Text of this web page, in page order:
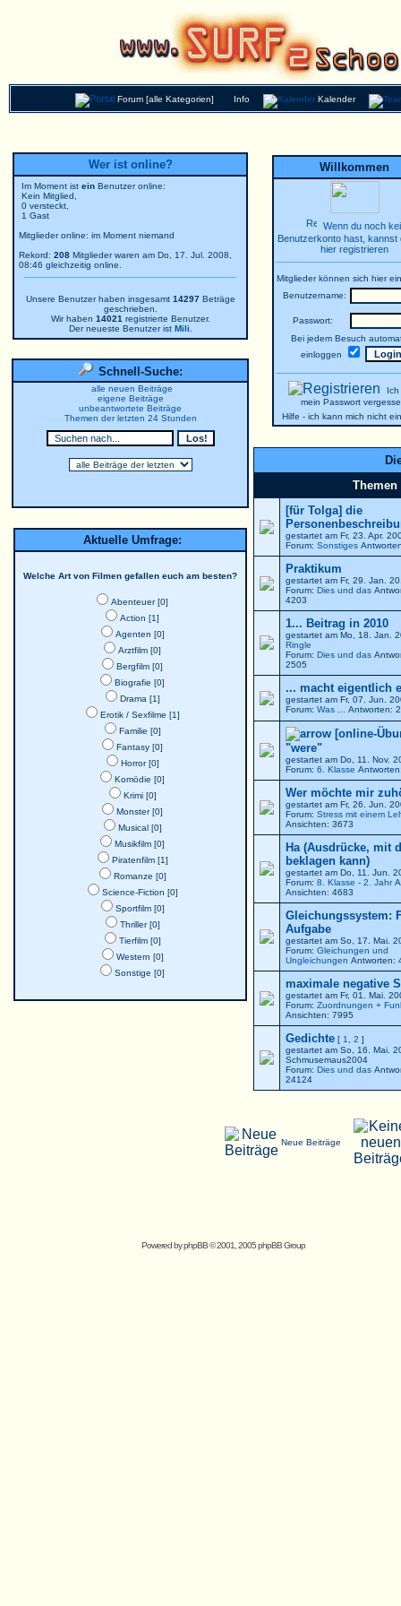
Forum [alle Kategorien] Info Kalender
Wer ist online?
Im Moment ist ein Benutzer online:
Kein Mitglied,
0 versteckt,
1 Gast
Mitglieder online: im Moment niemand
Rekord: 208 Mitglieder waren am Do, 17. Jul. 2008,
08:46 gleichzeitig online.
Unsere Benutzer haben insgesamt 14297Beträge
geschrieben.
Wir haben 14021 registrierte Benutzer.
Der neueste Benutzer ist Mili
Schnell-Suche:
alle neuen Beiträge
eigene Beiträge
unbeantwortete Beiträge
Themen der letzten 24 Stunden
Aktuelle Umfrage:
Welche Art von Filmen gefallen euch am besten?
Abenteuer [0]
Action [1]
Agenten [0]
Arztfilm [0]
Bergfilm [0]
Biografie [0]
Drama [1]
Erotik / Sexfilme [1]
Familie [0]
Fantasy [0]
Horror [0]
Komödie [0]
Krimi [0]
Monster [0]
Musical [0]
Musikfilm [0]
Piratenfilm [1]
Romanze [0]
Science-Fiction [0]
Sportfilm [0]
Thriller [0]
Tierfilm [0]
Western [0]
Sonstige [0]
Willkommen
Wenn du noch
Benutzerkonto hast, kannst
hier registrieren
Mitglieder können sich hier
Benutzername:
Passwort:
Bei jedem Besuch
einloggen
mein Passwort
Hilfe - ich kann mich nicht
Themen
[für Tolga] die
gestartet am Fr, 23. Apr.
Forum: Sonstiges
Praktikum
gestartet am Fr, 29. Jan.
Forum: Dies und das
4203
1... Beitrag in 2010
gestartet am Mo, 18. Jan.
Ringle
Forum: Dies und das
2505
... macht eigentlich
gestartet am Fr, 07. Jun.
Forum: Was ... Antworten:
[online-
"were"
gestartet am Do, 11. Nov.
Forum: 6. Klasse
Wer möchte mir
gestartet am Fr, 26. Jun.
Forum: Stress mit einem
Ansichten: 3673
Ha (Ausdrücke, mit
beklagen kann)
gestartet am Do, 11. Jun.
Forum: 8. Klasse - 2. Jahr
Ansichten: 4683
Gleichungssystem:
Aufgabe
gestartet am So, 17. Mai.
Forum: Gleichungen und
Ungleichungen Antworten:
maximale negative
gestartet am Fr, 01. Mai.
Forum: Zuordnungen +
Ansichten: 7995
Gedichte [ 1 2 ]
gestartet am So, 16. Mai.
Schmusemaus2004
Forum: Dies und das
24124
Neue Beiträge
Powered byphpBB© 2001, 2005 phpBB Group